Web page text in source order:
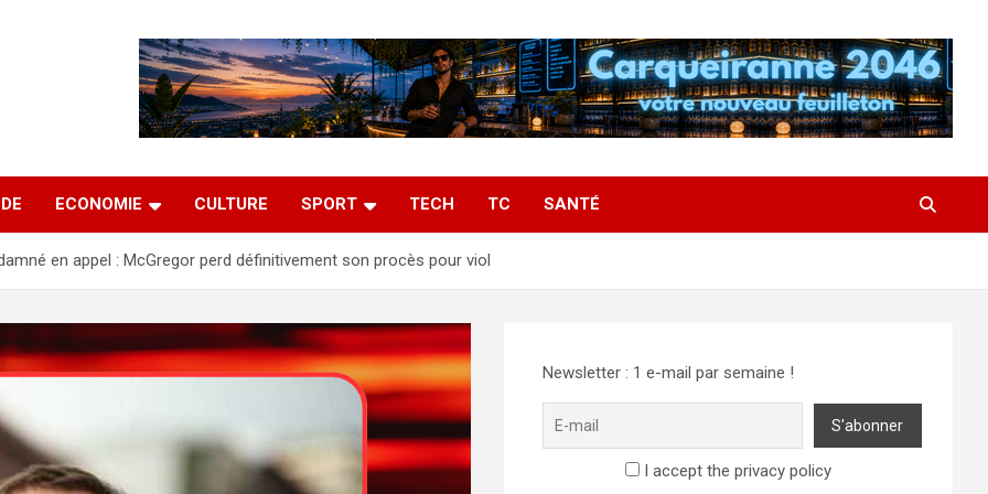
ECONOMIE CULTURE SPORT TECH TC SANTÉ
en appel : McGregor perd définitivement son procès pour viol
Newsletter : 1 e-mail par semaine !
I accept the privacy policy